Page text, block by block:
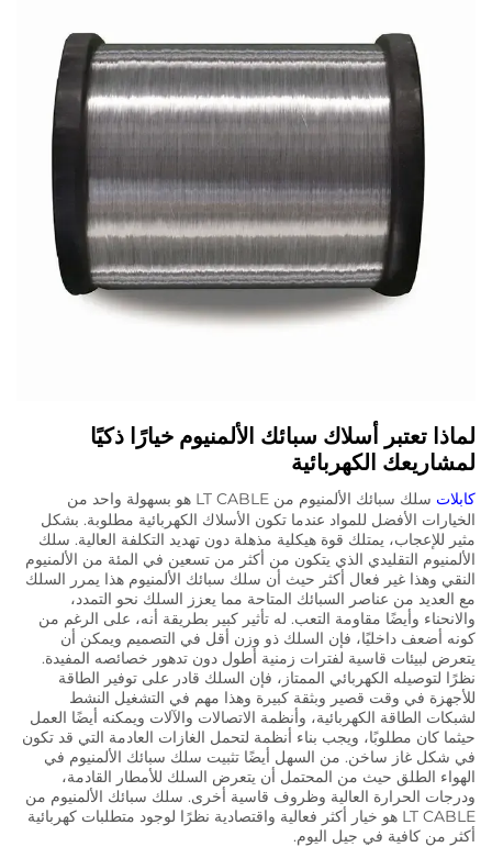
لماذا تعتبر أسلاك سبائك الألمنيوم خيارًا ذكيًا
لمشاريعك الكهربائية
كابلات
سلك سبائك الألمنيوم من LT CABLE هو بسهولة واحد من
الخيارات الأفضل للمواد عندما تكون الأسلاك الكهربائية مطلوبة. بشكل
مثير للإعجاب، يمتلك قوة هيكلية مذهلة دون تهديد التكلفة العالية. سلك
الألمنيوم التقليدي الذي يتكون من أكثر من تسعين في المئة من الألمنيوم
النقي وهذا غير فعال أكثر حيث أن سلك سبائك الألمنيوم هذا يمرر السلك
مع العديد من عناصر السبائك المتاحة مما يعزز السلك نحو التمدد،
والانحناء وأيضًا مقاومة التعب. له تأثير كبير بطريقة أنه، على الرغم من
كونه أضعف داخليًا، فإن السلك ذو وزن أقل في التصميم ويمكن أن
يتعرض لبيئات قاسية لفترات زمنية أطول دون تدهور خصائصه المفيدة.
نظرًا لتوصيله الكهربائي الممتاز، فإن السلك قادر على توفير الطاقة
للأجهزة في وقت قصير وبثقة كبيرة وهذا مهم في التشغيل النشط
لشبكات الطاقة الكهربائية، وأنظمة الاتصالات والآلات ويمكنه أيضًا العمل
حيثما كان مطلوبًا، ويجب بناء أنظمة لتحمل الغازات العادمة التي قد تكون
في شكل غاز ساخن. من السهل أيضًا تثبيت سلك سبائك الألمنيوم في
الهواء الطلق حيث من المحتمل أن يتعرض السلك للأمطار القادمة،
ودرجات الحرارة العالية وظروف قاسية أخرى. سلك سبائك الألمنيوم من
LT CABLE هو خيار أكثر فعالية واقتصادية نظرًا لوجود متطلبات كهربائية
أكثر من كافية في جيل اليوم.